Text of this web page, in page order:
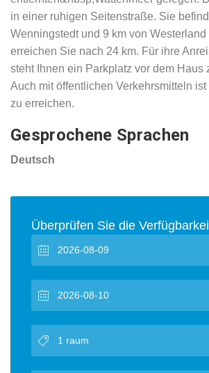
in einer ruhigen Seitenstraße. Sie
Wenningstedt und 9 km von Westerland
erreichen Sie nach 24 km. Für ihre
steht Ihnen ein Parkplatz vor dem Haus
Auch mit öffentlichen Verkehrsmitteln
zu erreichen.
Gesprochene Sprachen
Deutsch
Überprüfen Sie die